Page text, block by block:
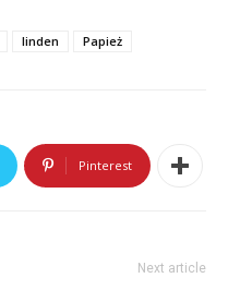
linden Papież
Pinterest
Next article